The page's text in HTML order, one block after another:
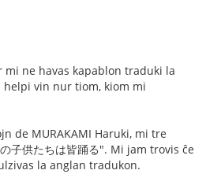
mi ne havas kapablon traduki la
helpi vin nur tiom, kiom mi
de MURAKAMI Haruki, mi tre
子供たちは皆踊る". Mi jam trovis ĉe
la anglan tradukon.